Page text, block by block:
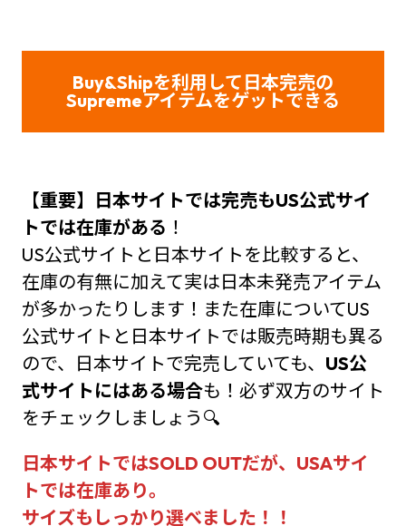
Buy&Shipを利用して日本完売の
Supremeアイテムをゲットできる
【重要】日本サイトでは完売もUS公式サイ
トでは在庫がある ！
US公式サイトと日本サイトを比較すると、
在庫の有無に加えて実は日本未発売アイテム
が多かったりします！また在庫についてUS
公式サイトと日本サイトでは販売時期も異る
ので、日本サイトで完売していても、 US公
式サイトにはある場合も！必ず双方のサイト
をチェックしましょう🔍
日本サイトではSOLD OUTだが、USAサイ
トでは在庫あり。
サイズもしっかり選べました！！